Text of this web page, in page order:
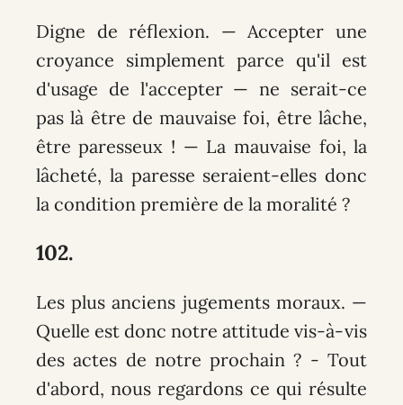
Digne de réflexion. — Accepter une
croyance simplement parce qu'il est
d'usage de l'accepter — ne serait-ce
pas là être de mauvaise foi, être lâche,
être paresseux ! — La mauvaise foi, la
lâcheté, la paresse seraient-elles donc
la condition première de la moralité ?
102.
Les plus anciens jugements moraux. —
Quelle est donc notre attitude vis-à-vis
des actes de notre prochain ? - Tout
d'abord, nous regardons ce qui résulte